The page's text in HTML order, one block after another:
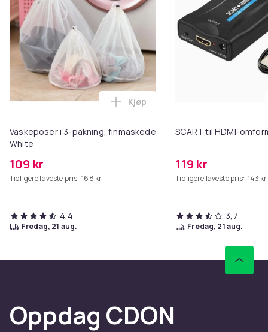
Vaskeposer i 3-pakning, finmaskede
White
109 kr
Tidligere laveste pris: 168 kr
Legg Vaskeposer i 3-pakning,
Kjøp
4,4
fredag, 21 aug.
SCART til HDMI-
119 kr
Tidligere laveste pris: 143 kr
3,7
fredag, 21 aug.
Oppdag CDON